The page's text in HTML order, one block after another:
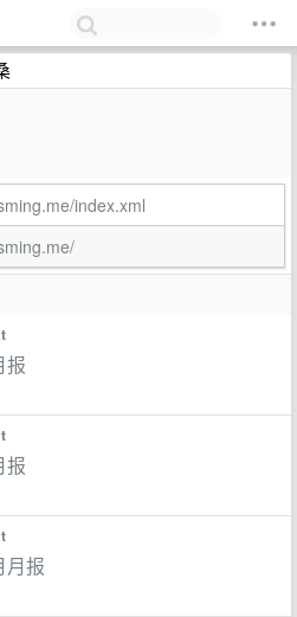
index.xml
报
报
月报